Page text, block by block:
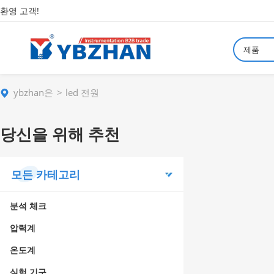
환영 고객!
제품
ybzhan은 led 전원
당신을 위해 추천
모든 카테고리
분석 체크
압력계
온도계